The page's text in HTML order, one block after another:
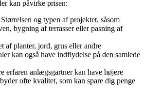
kan påvirke prisen:
og typen af projektet, såsom
bygning af terrasser eller pasning af
af planter, jord, grus eller andre
kan også have indflydelse på den samlede
erfaren anlægsgartner kan have højere
ofte kvalitet, som kan spare dig penge